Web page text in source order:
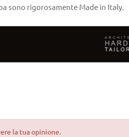
sono rigorosamente Made in Italy.
la tua opinione.